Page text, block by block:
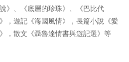
》、《底層的珍珠》、《巴比代
，遊記《海國風情》，長篇小說《愛
，散文《聶魯達情書與遊記選》等